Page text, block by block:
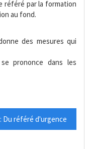
référé par la formation
au fond.
des mesures qui
prononce dans les
Du référé d'urgence